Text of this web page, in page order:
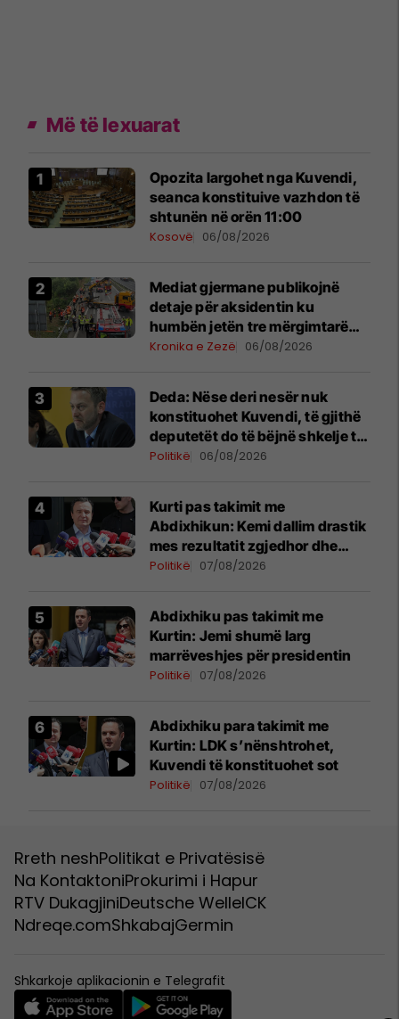
Më të lexuarat
Opozita largohet nga Kuvendi,
seanca konstituive vazhdon të
shtunën në orën 11:00
Kosovë 06/08/2026
Mediat gjermane publikojnë
detaje për aksidentin ku
humbën jetën tre mërgimtarë
nga Komogllava e Ferizajt
Kronika e Zezë 06/08/2026
Deda: Nëse deri nesër nuk
konstituohet Kuvendi, të gjithë
deputetët do të bëjnë shkelje të
rëndë kushtetuese
Politikë 06/08/2026
Kurti pas takimit me
Abdixhikun: Kemi dallim drastik
mes rezultatit zgjedhor dhe
kërkesave të LDK-së
Politikë 07/08/2026
Abdixhiku pas takimit me
Kurtin: Jemi shumë larg
marrëveshjes për presidentin
Politikë 07/08/2026
Abdixhiku para takimit me
Kurtin: LDK s’nënshtrohet,
Kuvendi të konstituohet sot
Politikë 07/08/2026
Rreth neshPolitikat e Privatësisë
Na KontaktoniProkurimi i Hapur
RTV DukagjiniDeutsche WelleICK
Ndreqe.comShkabajGermin
Shkarkoje aplikacionin e Telegrafit